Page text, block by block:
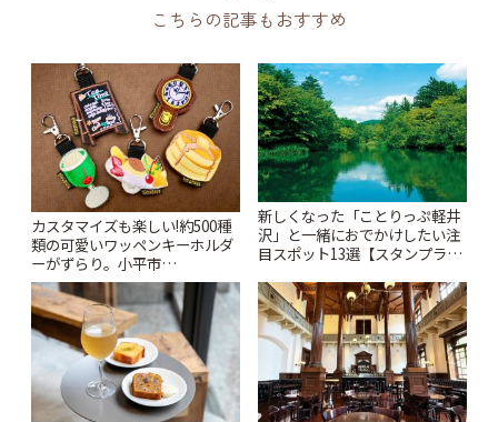
こちらの記事もおすすめ
カスタマイズも楽しい!約500種
類の可愛いワッペンキーホルダ
ーがずらり。小平市
「Kimamaya T&K」 | ことりっ
ぷ
新しくなった「ことりっぷ軽井
沢」と一緒におでかけしたい注
目スポット13選【スタンプラリ